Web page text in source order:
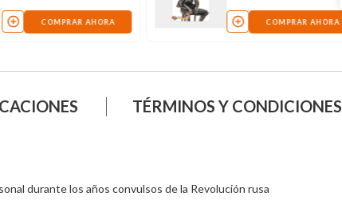
COMPRAR AHORA COMPRAR AHORA
TÉRMINOS Y CONDICIONES
durante los años convulsos de la Revolución rusa